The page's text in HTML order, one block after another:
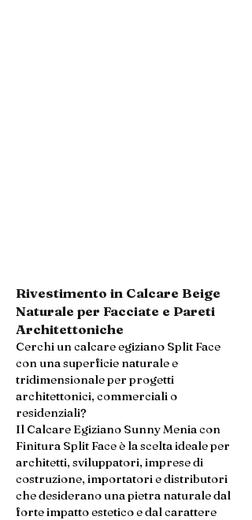
Rivestimento in Calcare Beige
Naturale per Facciate e Pareti
Architettoniche
Cerchi un calcare egiziano Split Face
con una superficie naturale e
tridimensionale per progetti
architettonici, commerciali o
residenziali?
Il Calcare Egiziano Sunny Menia con
Finitura Split Face è la scelta ideale per
architetti, sviluppatori, imprese di
costruzione, importatori e distributori
che desiderano una pietra naturale dal
forte impatto estetico e dal carattere